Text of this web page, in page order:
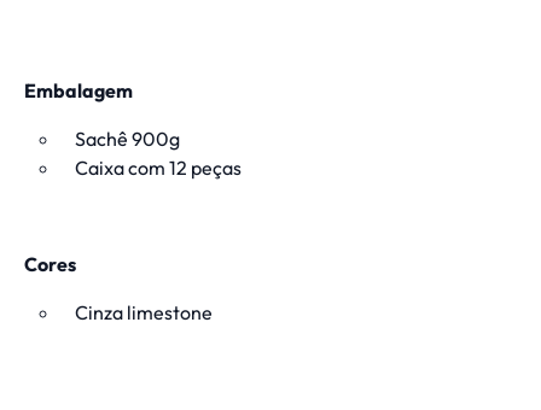
Embalagem
Sachê 900g
Caixa com 12 peças
Cores
Cinza limestone